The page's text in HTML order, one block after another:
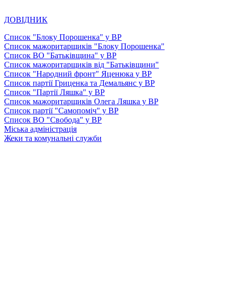
ДОВІДНИК
Список "Блоку Порошенка" у ВР
Список мажоритарщиків "Блоку Порошенка"
Список ВО "Батьківщина" у ВР
Список мажоритарщиків від "Батьківщини"
Список "Народний фронт" Яценюка у ВР
Список партії Гриценка та Демальянс у ВР
Список "Партії Ляшка" у ВР
Список мажоритарщиків Олега Ляшка у ВР
Список партії "Самопоміч" у ВР
Список ВО "Свобода" у ВР
Міська адміністрація
Жеки та комунальні служби